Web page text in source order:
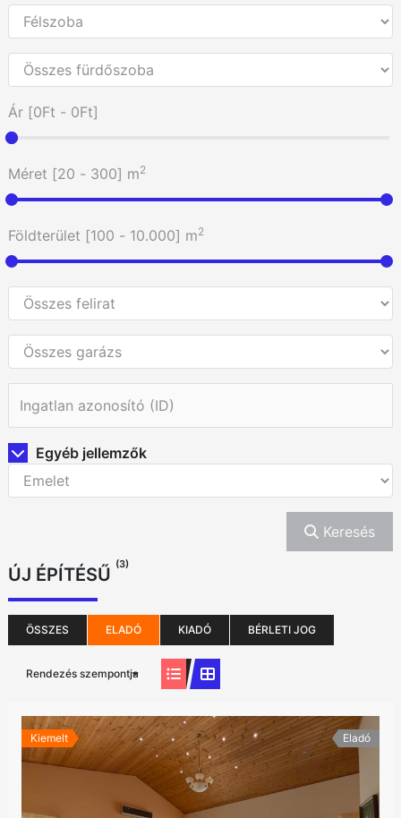
Ár [0Ft - 0Ft]
Méret [20 - 300] m2
Földterület [100 - 10.000] m2
Egyéb jellemzők
Keresés
ÚJ ÉPÍTÉSŰ (3)
ÖSSZES ELADÓ KIADÓ BÉRLETI JOG
Rendezés szempontja
Kiemelt Eladó